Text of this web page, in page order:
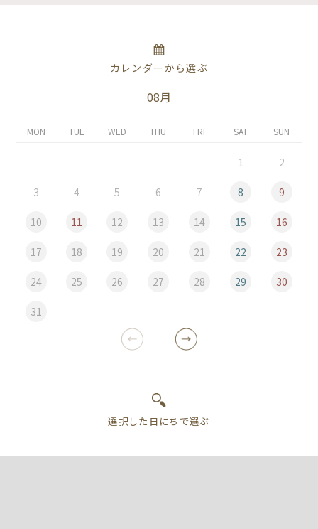
カレンダーから選ぶ
08月
MON TUE WED THU FRI SAT SUN
1 2
3 4 5 6 7 8 9
10 11 12 13 14 15 16
17 18 19 20 21 22 23
24 25 26 27 28 29 30
31